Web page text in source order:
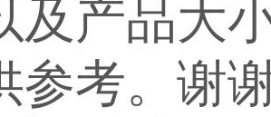
及产品大
参考。谢